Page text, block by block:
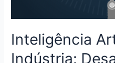
Inteligência
Indústria: